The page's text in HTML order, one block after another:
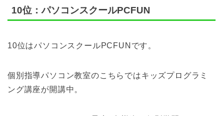
10位：パソコンスクールPCFUN
10位はパソコンスクールPCFUNです。
個別指導パソコン教室のこちらではキッズプログラミ
ング講座が開講中。